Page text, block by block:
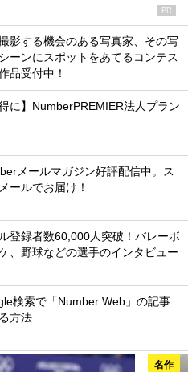
PR
影する機会のある写真家、その写
ーンにスポットをあてるコンテス
品受付中！
に】NumberPREMIER法人プラン
メールマガジン好評配信中。ス
ールでお届け！
登録者数60,000人突破！バレーボ
、野球などの選手のインタビュー
検索で「Number Web」の記事
方法
名作